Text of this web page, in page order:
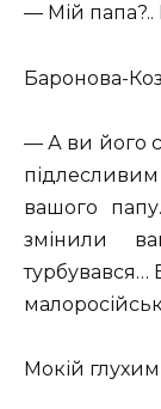
— Мій папа?..
Баронова-
— А ви його
вашого
змінили
турбувався…
Мокій